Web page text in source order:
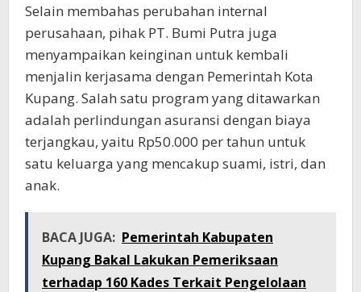
Selain membahas perubahan internal
perusahaan, pihak PT. Bumi Putra juga
menyampaikan keinginan untuk kembali
menjalin kerjasama dengan Pemerintah Kota
Kupang. Salah satu program yang ditawarkan
adalah perlindungan asuransi dengan biaya
terjangkau, yaitu Rp50.000 per tahun untuk
satu keluarga yang mencakup suami, istri, dan
anak.
BACA JUGA: Pemerintah Kabupaten
Kupang Bakal Lakukan Pemeriksaan
terhadap 160 Kades Terkait Pengelolaan